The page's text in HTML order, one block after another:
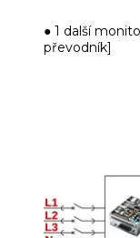
● 1 další
převodník]